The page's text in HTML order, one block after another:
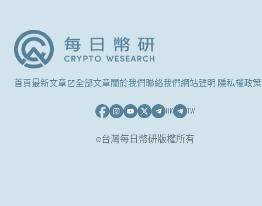
首頁最新文章 全部文章關於我們聯絡我們網站聲明 隱私權政策
HK TW
©台灣每日幣研版權所有